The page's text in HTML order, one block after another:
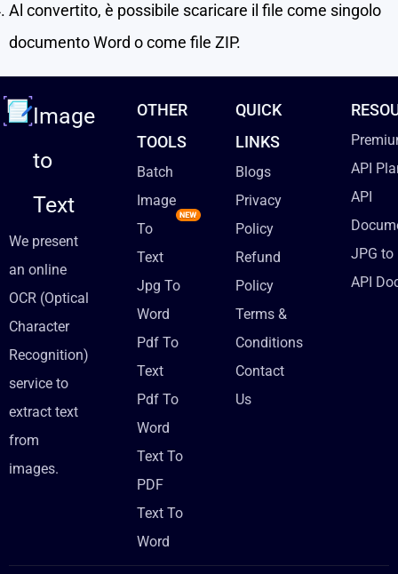
Al convertito, è possibile scaricare il file come singolo
documento Word o come file ZIP.
Image
to
Text
We present
an online
OCR (Optical
Character
Recognition)
service to
extract text
from
images.
OTHER
TOOLS
Batch
Image
To
Text
Jpg To
Word
Pdf To
Text
Pdf To
Word
Text To
PDF
Text To
Word
QUICK
LINKS
Blogs
Privacy
Policy
Refund
Policy
Terms &
Conditions
Contact
Us
API
API
JPG to
API